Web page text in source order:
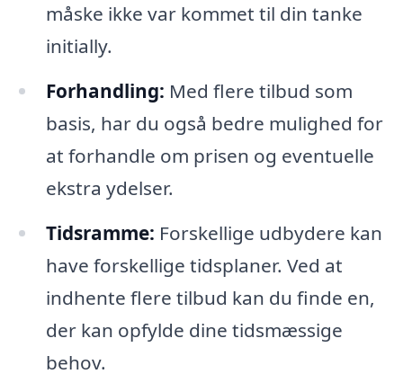
måske ikke var kommet til din tanke
initially.
Forhandling: Med flere tilbud som
basis, har du også bedre mulighed for
at forhandle om prisen og eventuelle
ekstra ydelser.
Tidsramme: Forskellige udbydere kan
have forskellige tidsplaner. Ved at
indhente flere tilbud kan du finde en,
der kan opfylde dine tidsmæssige
behov.